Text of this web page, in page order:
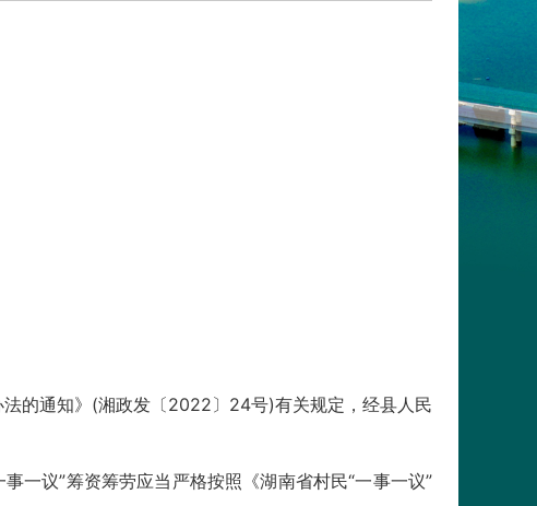
的通知》(湘政发〔2022〕24号)有关规定，经县人民
议”筹资筹劳应当严格按照《湖南省村民“一事一议”